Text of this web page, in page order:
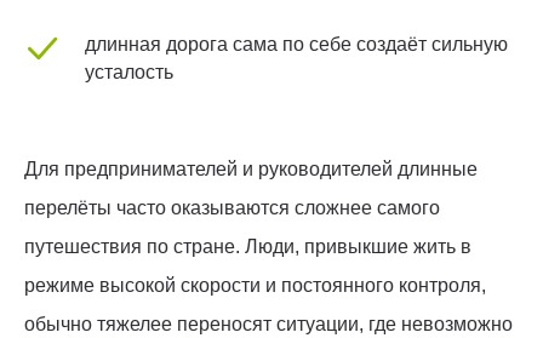
длинная дорога сама по себе создаёт сильную
усталость
Для предпринимателей и руководителей длинные
перелёты часто оказываются сложнее самого
путешествия по стране. Люди, привыкшие жить в
режиме высокой скорости и постоянного контроля,
обычно тяжелее переносят ситуации, где невозможно